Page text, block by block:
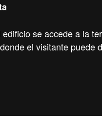
se accede a la
el visitante puede